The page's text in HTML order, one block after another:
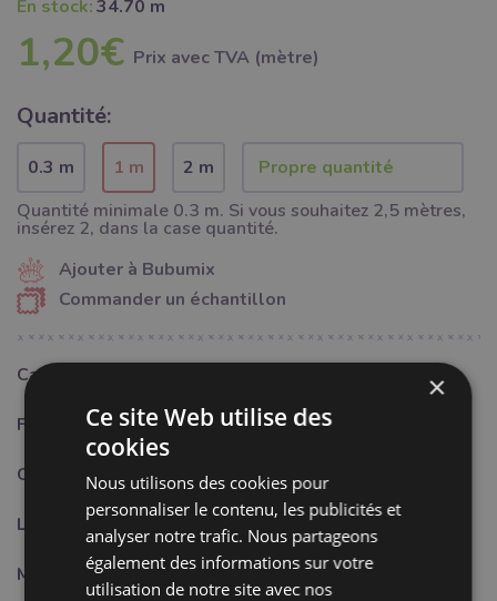
En stock:34.70 m
1,20€ Prix ​​avec TVA (mètre)
Quantité:
0.3 m 1 m
2 m
Quantité minimale 0.3 m. Si vous souhaitez 2,5 mètres,
insérez 2, dans la case quantité.
Ajouter à Bubumix
Commander un échantillon
Catégorie:
Fabricant: Bubulákovo s.r.o www.bubutissus,fr
Composition: 80%CO + 20%PES
Largeur: 0.8 cm
Motif: Uni
×
Ce site Web utilise des
cookies
Nous utilisons des cookies pour
personnaliser le contenu, les publicités et
analyser notre trafic. Nous partageons
également des informations sur votre
utilisation de notre site avec nos